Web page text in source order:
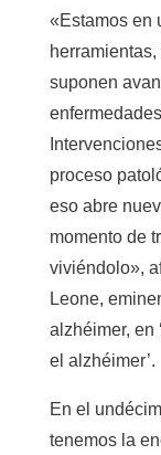
«Estamos en
suponen
proceso
eso abre
momento de
viviéndolo»,
Leone,
alzhéimer, en
el alzhéimer’.
En el
tenemos la